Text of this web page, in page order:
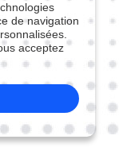
de navigation
acceptez